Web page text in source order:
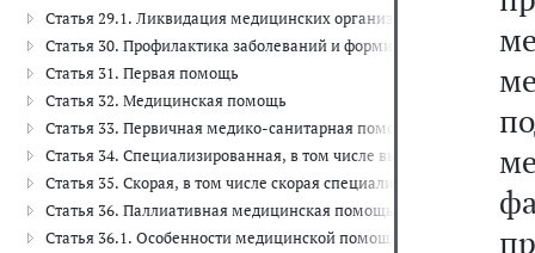
Статья 29.1. Ликвидация медицинских организаций,
Статья 30. Профилактика заболеваний и формирование здорового
Статья 31. Первая помощь
Статья 32. Медицинская помощь
Статья 33. Первичная медико-санитарная помощь
Статья 34. Специализированная, в том числе
Статья 35. Скорая, в том числе скорая специализированная,
Статья 36. Паллиативная медицинская помощь
Статья 36.1. Особенности медицинской помощи, оказываемой в